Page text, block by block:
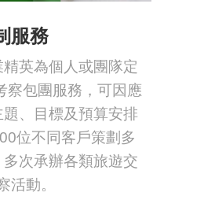
服務
英為個人或團隊定
察包團服務，可因應
、目標及預算安排
位不同客戶策劃多
次承辦各類旅遊交
活動。